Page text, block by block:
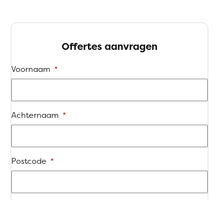
Offertes aanvragen
Voornaam *
Achternaam *
Postcode *